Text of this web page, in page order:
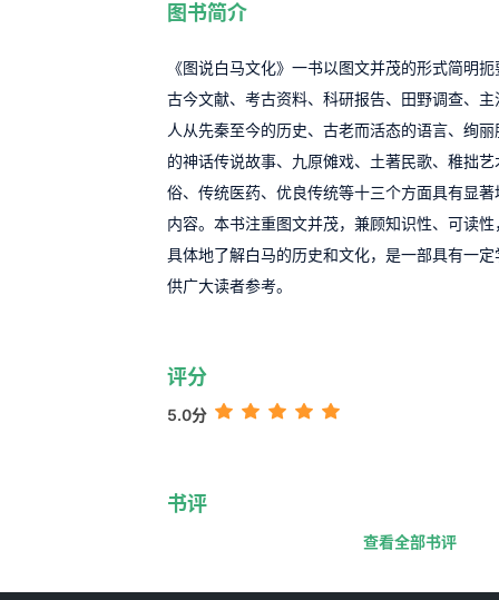
图书简介
《图说白马文化》一书以图文并茂的形式简明
古今文献、考古资料、科研报告、田野调查、
人从先秦至今的历史、古老而活态的语言、绚
的神话传说故事、九原傩戏、土著民歌、稚拙
俗、传统医药、优良传统等十三个方面具有显
内容。本书注重图文并茂，兼顾知识性、可读
具体地了解白马的历史和文化，是一部具有一
供广大读者参考。
评分
5.0分
书评
查看全部书评